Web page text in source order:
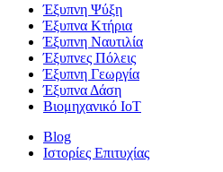
Έξυπνη Ψύξη
Έξυπνα Κτήρια
Έξυπνη Ναυτιλία
Έξυπνες Πόλεις
Έξυπνη Γεωργία
Έξυπνα Δάση
Βιομηχανικό IoT
Blog
Ιστορίες Επιτυχίας